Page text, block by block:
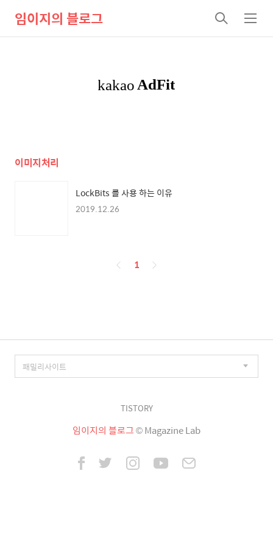
임이지의 블로그
검
색
메
뉴
이미지처리
LockBits 를 사용 하는 이유
2019.12.26
페
1
TISTORY
임이지의 블로그© Magazine Lab